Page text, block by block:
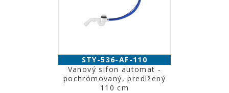
STY-536-AF-110
Vanový sifon automat -
pochrómovaný, predlžený
110 cm